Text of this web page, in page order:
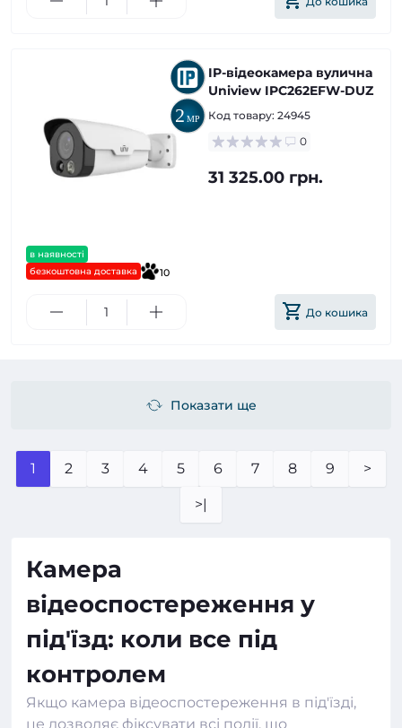
в наявності
безкоштовна доставка
10
IP-відеокамера вулична
Uniview IPC262EFW-DUZ
Код товару: 24945
0
31 325.00 грн.
До кошика
Показати ще
1 2 3 4 5 6 7 8 9 >
>|
Камера
відеоспостереження у
під'їзд: коли все під
контролем
Якщо камера відеоспостереження в під'їзді,
це дозволяє фіксувати всі події, що